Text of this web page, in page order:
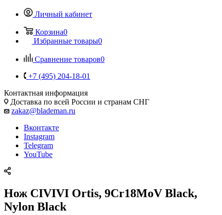
Личный кабинет
Корзина0
Избранные товары0
Сравнение товаров0
+7 (495) 204-18-01
Контактная информация
Доставка по всей России и странам СНГ
zakaz@blademan.ru
Вконтакте
Instagram
Telegram
YouTube
Нож CIVIVI Ortis, 9Cr18MoV Black,
Nylon Black